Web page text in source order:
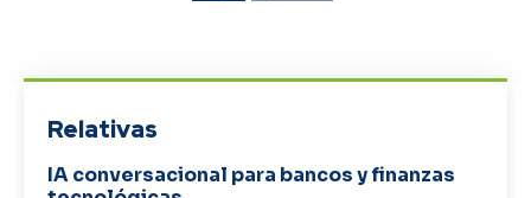
Relativas
IA conversacional para bancos y finanzas